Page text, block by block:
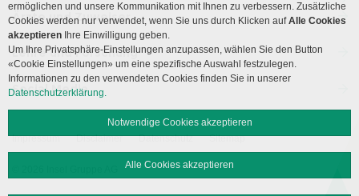
Ärzte und Zuweiser
Lehre und Forschung
Social Media
Impressum Disclaimer Datenschutz Sitemap
ermöglichen und unsere Kommunikation mit Ihnen zu verbessern. Zusätzliche
Cookies werden nur verwendet, wenn Sie uns durch Klicken aufAlle Cookies
akzeptieren Ihre Einwilligung geben.
Um Ihre Privatsphäre-Einstellungen anzupassen, wählen Sie den Button
«Cookie Einstellungen» um eine spezifische Auswahl festzulegen.
Informationen zu den verwendeten Cookies finden Sie in unserer
Datenschutzerklärung.
Notwendige Cookies akzeptieren
Alle Cookies akzeptieren